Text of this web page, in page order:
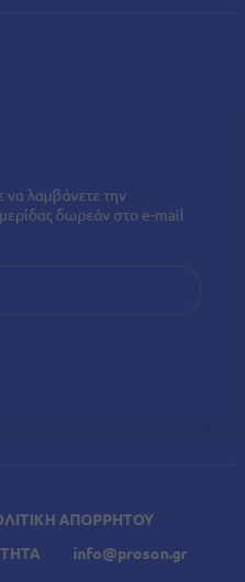
ΑΠΟΡΡΗΤΟΥ
info@proson.gr
να λαμβάνετε την
δωρεάν στο e-mail